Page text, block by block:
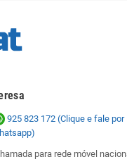
925 823 172 (Clique e fale por
para rede móvel